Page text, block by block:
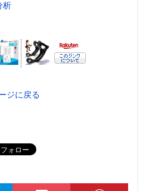
ジに戻る